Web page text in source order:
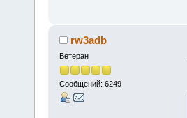
rw3adb
Ветеран
Сообщений: 6249